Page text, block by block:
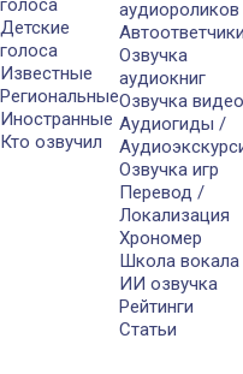
голоса
Детские
голоса
Известные
Региональные
Иностранные
Кто озвучил
аудиороликов
Автоответчики
Озвучка
аудиокниг
Озвучка видео
Аудиогиды /
Озвучка игр
Перевод /
Локализация
Хрономер
Школа вокала
ИИ озвучка
Рейтинги
Статьи